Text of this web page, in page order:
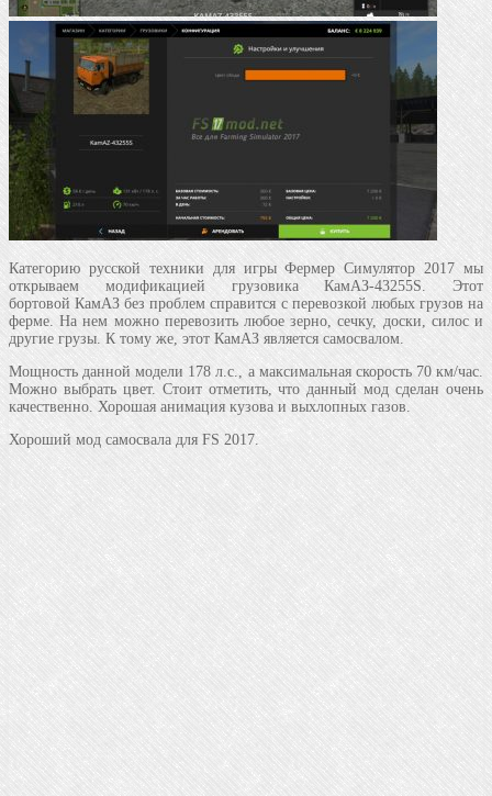
Категорию русской техники для игры Фермер Симулятор 2017 мы
открываем модификацией грузовика КамАЗ-43255S. Этот
бортовой КамАЗ без проблем справится с перевозкой любых грузов на
ферме. На нем можно перевозить любое зерно, сечку, доски, силос и
другие грузы. К тому же, этот КамАЗ является самосвалом.
Мощность данной модели 178 л.с., а максимальная скорость 70 км/час.
Можно выбрать цвет. Стоит отметить, что данный мод сделан очень
качественно. Хорошая анимация кузова и выхлопных газов.
Хороший мод самосвала для FS 2017.